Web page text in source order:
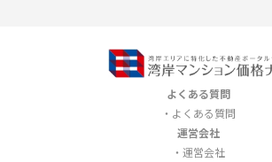
よくある質問
よくある質問
運営会社
運営会社